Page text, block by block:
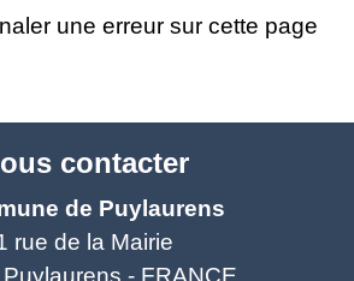
une erreur sur cette page
contacter
de Puylaurens
rue de la Mairie
- FRANCE